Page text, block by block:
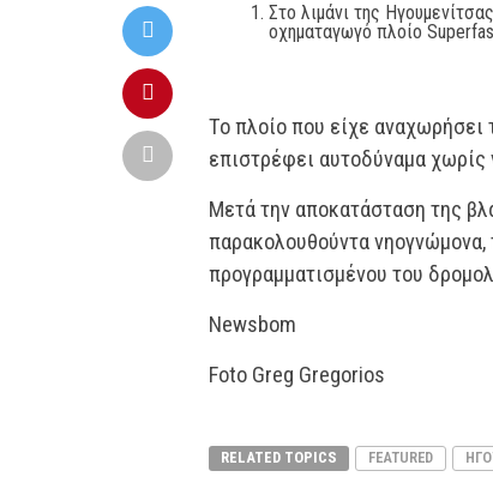
Στο λιμάνι της
οχηματαγωγό πλοίο
Το πλοίο που είχε
επιστρέφει αυτοδύναμα χωρίς
Μετά την αποκατάσταση της
παρακολουθούντα νηογνώμονα,
προγραμματισμένου του
Newsbom
Foto Greg Gregorios
RELATED TOPICS FEATURED